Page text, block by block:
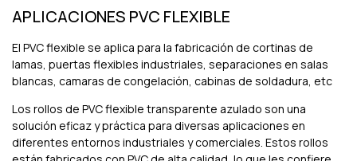
APLICACIONES PVC FLEXIBLE
El PVC flexible se aplica para la fabricación de cortinas de
lamas, puertas flexibles industriales, separaciones en salas
blancas, camaras de congelación, cabinas de soldadura, etc
Los rollos de PVC flexible transparente azulado son una
solución eficaz y práctica para diversas aplicaciones en
diferentes entornos industriales y comerciales. Estos rollos